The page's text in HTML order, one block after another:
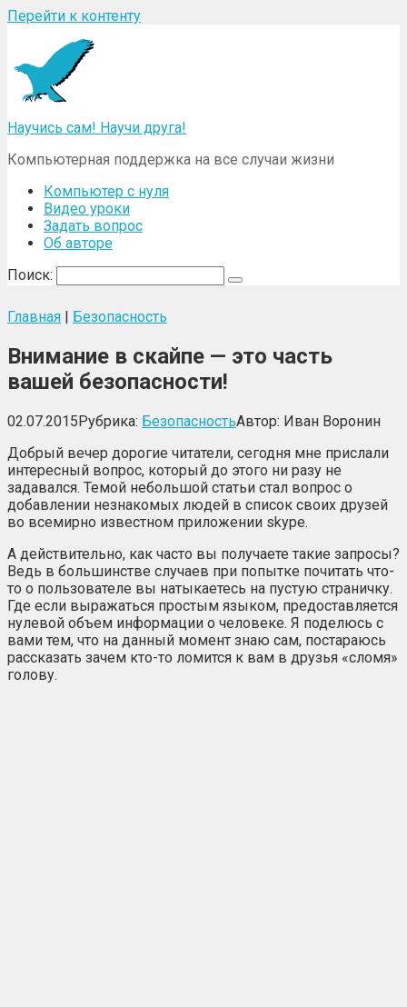
Перейти к контенту
Научись сам! Научи друга!
Компьютерная поддержка на все случаи жизни
Компьютер с нуля
Видео уроки
Задать вопрос
Об авторе
Поиск:
Главная | Безопасность
Внимание в скайпе — это часть
вашей безопасности!
02.07.2015Рубрика: БезопасностьАвтор: Иван Воронин
Добрый вечер дорогие читатели, сегодня мне прислали
интересный вопрос, который до этого ни разу не
задавался. Темой небольшой статьи стал вопрос о
добавлении незнакомых людей в список своих друзей
во всемирно известном приложении skype.
А действительно, как часто вы получаете такие запросы?
Ведь в большинстве случаев при попытке почитать что-
то о пользователе вы натыкаетесь на пустую страничку.
Где если выражаться простым языком, предоставляется
нулевой объем информации о человеке. Я поделюсь с
вами тем, что на данный момент знаю сам, постараюсь
рассказать зачем кто-то ломится к вам в друзья «сломя»
голову.